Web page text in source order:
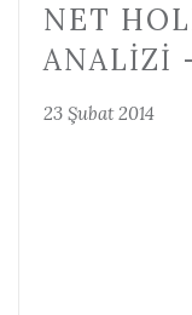
NET
ANALIZI
23 Şubat 2014